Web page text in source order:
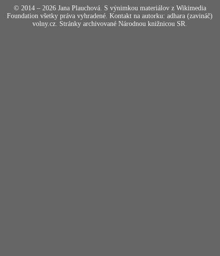
© 2014 – 2026 Jana Plauchová. S výnimkou materiálov z Wikimedia
Foundation všetky práva vyhradené. Kontakt na autorku: adhara (zavináč)
volny.cz. Stránky archivované Národnou knižnicou SR.